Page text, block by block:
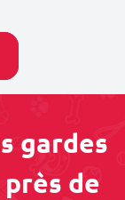
gardes
de